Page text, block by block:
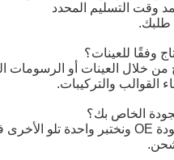
وقت التسليم المحدد
طلبك.
من خلال العينات أو الرسومات
القوالب والتركيبات.